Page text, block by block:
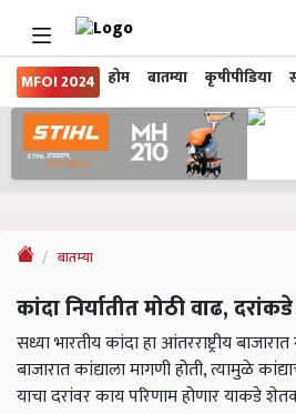
MFOI 2024 होम बातम्या कृषीपीडिया
बातम्या
कांदा निर्यातीत मोठी वाढ,
सध्या भारतीय कांदा हा आंतरराष्ट्रीय
बाजारात कांद्याला मागणी होती, त्यामुळे
याचा दरांवर काय परिणाम होणार याकडे